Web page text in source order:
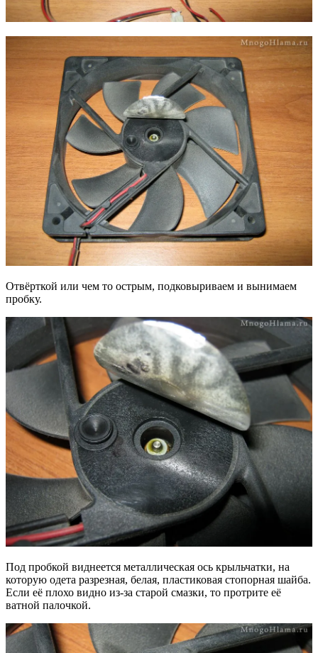
Отвёрткой или чем то острым, подковыриваем и вынимаем
пробку.
Под пробкой виднеется металлическая ось крыльчатки, на
которую одета разрезная, белая, пластиковая стопорная шайба.
Если её плохо видно из-за старой смазки, то протрите её
ватной палочкой.